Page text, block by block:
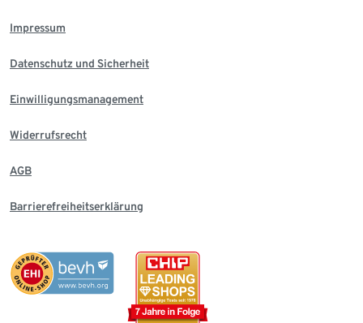
Impressum
Datenschutz und Sicherheit
Einwilligungsmanagement
Widerrufsrecht
AGB
Barrierefreiheitserklärung